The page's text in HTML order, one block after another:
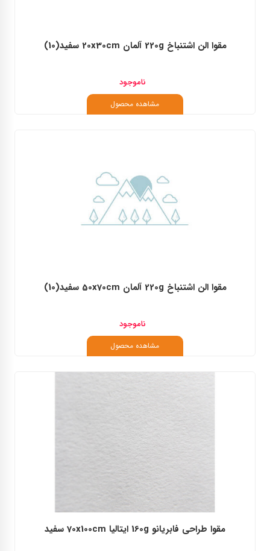
مقوا الن اشتنباخ 220g آلمان 20x30cm سفید(10)
ناموجود
مشاهده محصول
مقوا الن اشتنباخ 220g آلمان 50x70cm سفید(10)
ناموجود
مشاهده محصول
مقوا طراحی فابریانو 160g ایتالیا 70x100cm سفید